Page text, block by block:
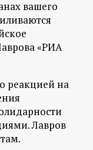
вашего
«РИА
реакцией на
Лавров